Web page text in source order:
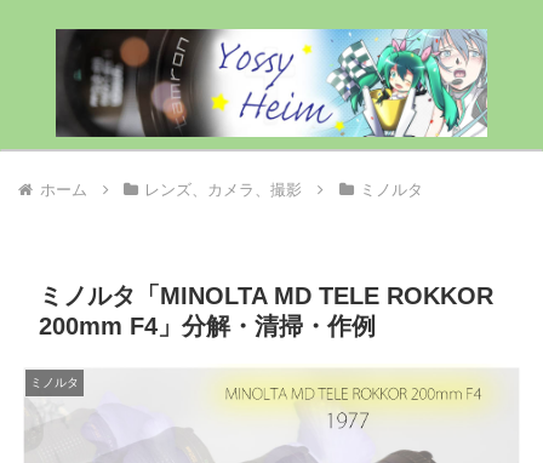
ホーム レンズ、カメラ、撮影 ミノルタ
ミノルタ「MINOLTA MD TELE ROKKOR
200mm F4」分解・清掃・作例
ミノルタ